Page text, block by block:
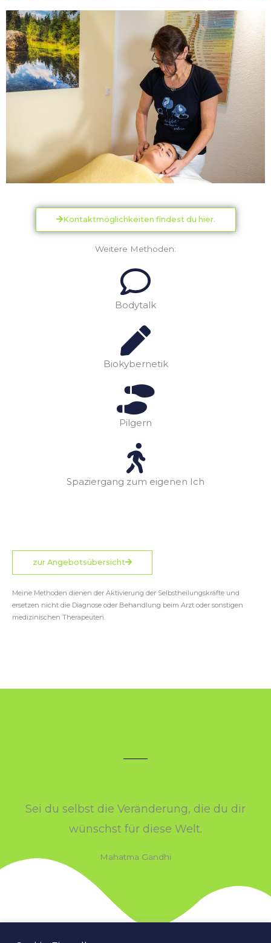
Kontaktmöglichkeiten findest du hier.
Weitere Methoden:
Bodytalk
Biokybernetik
Pilgern
Spaziergang zum eigenen Ich
zur Angebotsübersicht
Meine Methoden dienen der Aktivierung der Selbstheilungskräfte und
ersetzen nicht die Diagnose oder Behandlung beim Arzt oder sonstigen
medizinischen Therapeuten.
Sei du selbst die Veränderung, die du dir
wünschst für diese Welt.
Mahatma Gandhi